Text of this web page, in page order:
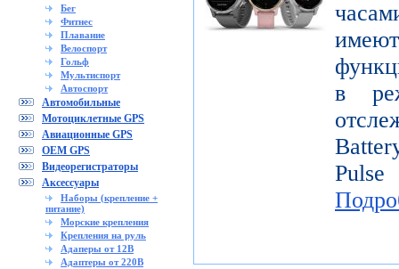
Бег
Фитнес
Плавание
Велоспорт
Гольф
Мультиспорт
Автоспорт
Автомобильные
Мотоциклетные GPS
Авиационные GPS
OEM GPS
Видеорегистраторы
Аксессуары
Наборы (крепление +
питание)
Морские крепления
Крепления на руль
Адаперы от 12В
Адаптеры от 220В
в